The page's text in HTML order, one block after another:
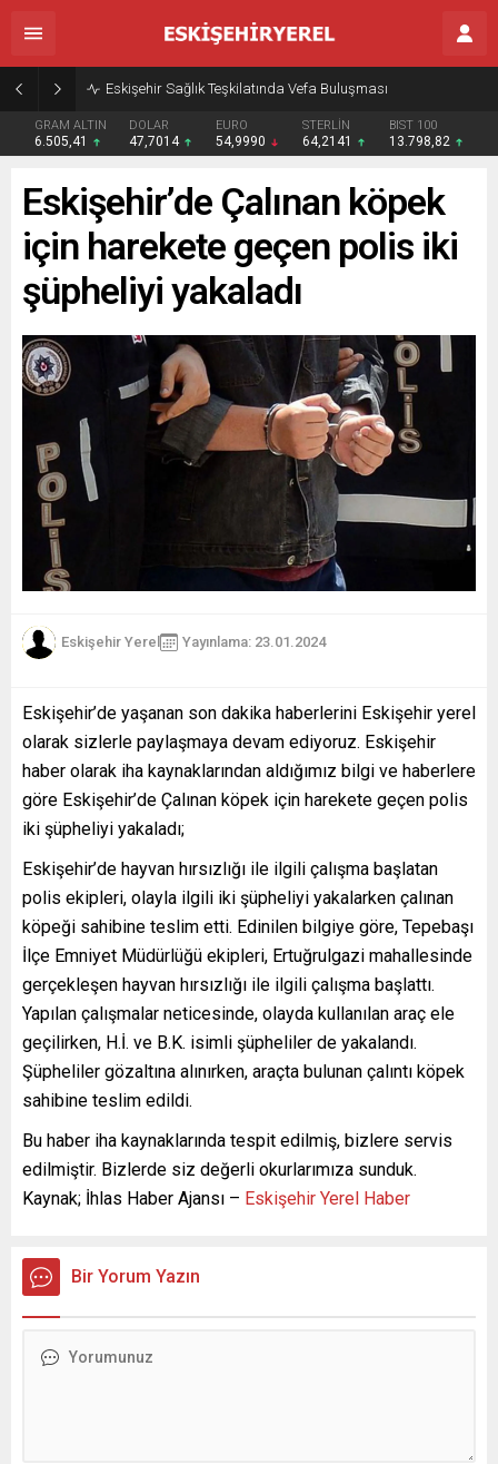
Eskişehir Sağlık Teşkilatında Vefa Buluşması
GRAM ALTIN
6.505,41
DOLAR
47,7014
EURO
54,9990
STERLİN
64,2141
BIST 100
13.798,82
Eskişehir’de Çalınan köpek
için harekete geçen polis iki
şüpheliyi yakaladı
Eskişehir Yerel Yayınlama: 23.01.2024
Eskişehir’de yaşanan son dakika haberlerini Eskişehir yerel
olarak sizlerle paylaşmaya devam ediyoruz. Eskişehir
haber olarak iha kaynaklarından aldığımız bilgi ve haberlere
göre Eskişehir’de Çalınan köpek için harekete geçen polis
iki şüpheliyi yakaladı;
Eskişehir’de hayvan hırsızlığı ile ilgili çalışma başlatan
polis ekipleri, olayla ilgili iki şüpheliyi yakalarken çalınan
köpeği sahibine teslim etti. Edinilen bilgiye göre, Tepebaşı
İlçe Emniyet Müdürlüğü ekipleri, Ertuğrulgazi mahallesinde
gerçekleşen hayvan hırsızlığı ile ilgili çalışma başlattı.
Yapılan çalışmalar neticesinde, olayda kullanılan araç ele
geçilirken, H.İ. ve B.K. isimli şüpheliler de yakalandı.
Şüpheliler gözaltına alınırken, araçta bulunan çalıntı köpek
sahibine teslim edildi.
Bu haber iha kaynaklarında tespit edilmiş, bizlere servis
edilmiştir. Bizlerde siz değerli okurlarımıza sunduk.
Kaynak; İhlas Haber Ajansı – Eskişehir Yerel Haber
Bir Yorum Yazın